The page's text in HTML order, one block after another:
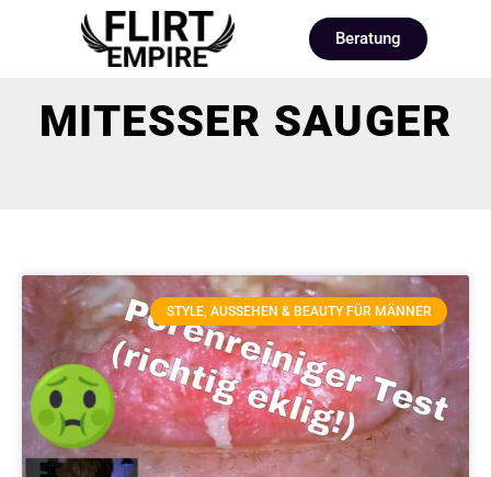
Beratung
MITESSER SAUGER
STYLE, AUSSEHEN & BEAUTY FÜR MÄNNER